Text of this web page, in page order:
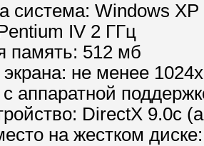
система: Windows
IV 2 ГГц
память: 512 мб
не менее
аппаратной
DirectX 9.0c
на жестком